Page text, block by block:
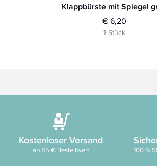
Klappbürste mit Spiegel
€ 6,20
1 Stück
Kostenloser Versand
ab 85 € Bestellwert 100 %